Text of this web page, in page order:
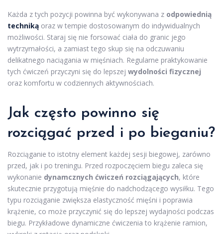
Każda z tych pozycji powinna być wykonywana z odpowiednią
techniką oraz w tempie dostosowanym do indywidualnych
możliwości. Staraj się nie forsować ciała do granic jego
wytrzymałości, a zamiast tego skup się na odczuwaniu
delikatnego naciągania w mięśniach. Regularne praktykowanie
tych ćwiczeń przyczyni się do lepszej wydolności fizycznej
oraz komfortu w codziennych aktywnościach.
Jak często powinno się
rozciągać przed i po bieganiu?
Rozciąganie to istotny element każdej sesji biegowej, zarówno
przed, jak i po treningu. Przed rozpoczęciem biegu zaleca się
wykonanie dynamcznych ćwiczeń rozciągających, które
skutecznie przygotują mięśnie do nadchodzącego wysiłku. Tego
typu rozciąganie zwiększa elastyczność mięśni i poprawia
krążenie, co może przyczynić się do lepszej wydajności podczas
biegu. Przykładowe dynamiczne ćwiczenia to krążenie ramion,